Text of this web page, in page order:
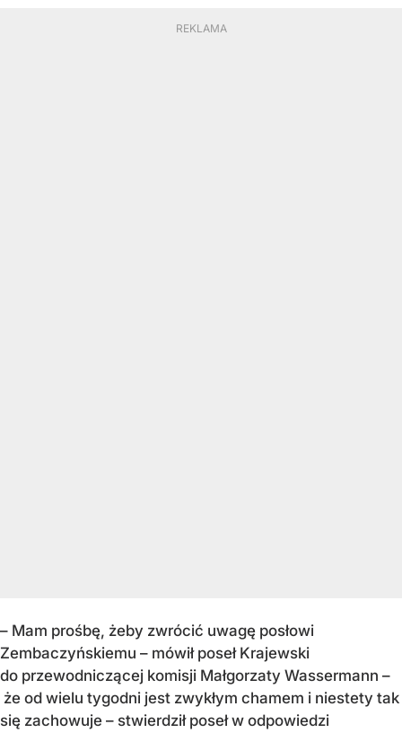
– Mam prośbę, żeby zwrócić uwagę posłowi
Zembaczyńskiemu – mówił poseł Krajewski
do przewodniczącej komisji Małgorzaty Wassermann –
że od wielu tygodni jest zwykłym chamem i niestety tak
się zachowuje – stwierdził poseł w odpowiedzi